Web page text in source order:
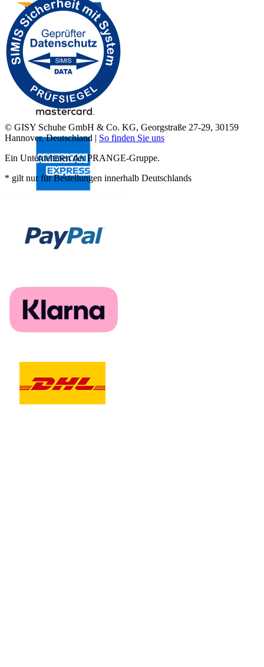
© GISY Schuhe GmbH & Co. KG, Georgstraße 27-29, 30159
Hannover, Deutschland | So finden Sie uns
Ein Unternehmen der PRANGE-Gruppe.
* gilt nur für Bestellungen innerhalb Deutschlands